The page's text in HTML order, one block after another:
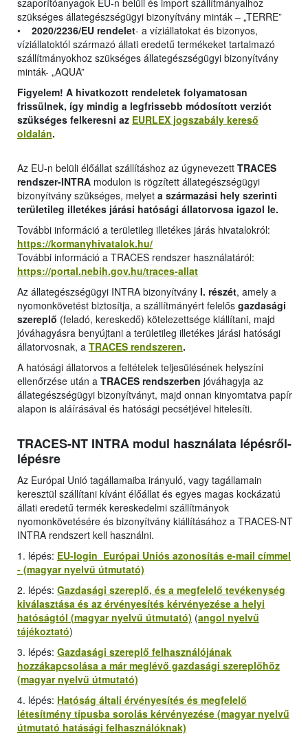
szaporítóanyagok EU-n belüli és import szállítmányaihoz
szükséges állategészségügyi bizonyítvány minták – „TERRE”
• 2020/2236/EU rendelet- a víziállatokat és bizonyos,
víziállatoktól származó állati eredetű termékeket tartalmazó
szállítmányokhoz szükséges állategészségügyi bizonyítvány
minták- „AQUA”
Figyelem! A hivatkozott rendeletek folyamatosan
frissülnek, így mindig a legfrissebb módosított verziót
szükséges felkeresni az EURLEX jogszabály kereső
oldalán.
Az EU-n belüli élőállat szállításhoz az úgynevezett TRACES
rendszer-INTRA modulon is rögzített állategészségügyi
bizonyítvány szükséges, melyet a származási hely szerinti
területileg illetékes járási hatósági állatorvosa igazol le.
További információ a területileg illetékes járás hivatalokról:
https://kormanyhivatalok.hu/
További információ a TRACES rendszer használatáról:
https://portal.nebih.gov.hu/traces-allat
Az állategészségügyi INTRA bizonyítvány I. részét, amely a
nyomonkövetést biztosítja, a szállítmányért felelős gazdasági
szereplő (feladó, kereskedő) kötelezettsége kiállítani, majd
jóváhagyásra benyújtani a területileg illetékes járási hatósági
állatorvosnak, a TRACES rendszeren.
A hatósági állatorvos a feltételek teljesülésének helyszíni
ellenőrzése után a TRACES rendszerben jóváhagyja az
állategészségügyi bizonyítványt, majd onnan kinyomtatva papír
alapon is aláírásával és hatósági pecsétjével hitelesíti.
TRACES-NT INTRA modul használata lépésről-
lépésre
Az Európai Unió tagállamaiba irányuló, vagy tagállamain
keresztül szállítani kívánt élőállat és egyes magas kockázatú
állati eredetű termék kereskedelmi szállítmányok
nyomonkövetésére és bizonyítvány kiállításához a TRACES-NT
INTRA rendszert kell használni.
1. lépés: EU-login Európai Uniós azonosítás e-mail címmel
- (magyar nyelvű útmutató)
2. lépés: Gazdasági szereplő, és a megfelelő tevékenység
kiválasztása és az érvényesítés kérvényezése a helyi
hatóságtól (magyar nyelvű útmutató) (angol nyelvű
tájékoztató)
3. lépés: Gazdasági szereplő felhasználójának
hozzákapcsolása a már meglévő gazdasági szereplőhöz
(magyar nyelvű útmutató)
4. lépés: Hatóság általi érvényesítés és megfelelő
létesítmény típusba sorolás kérvényezése (magyar nyelvű
útmutató hatásági felhasználóknak)